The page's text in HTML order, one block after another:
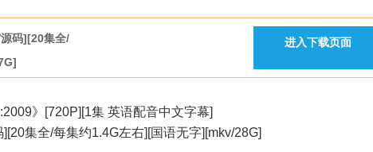
码][20集全/
进入下载页面
》[720P][1集 英语配音中文字幕]
集全/每集约1.4G左右][国语无字][mkv/28G]